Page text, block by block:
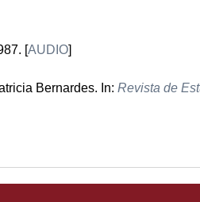
[AUDIO]
Bernardes. In: Revista de